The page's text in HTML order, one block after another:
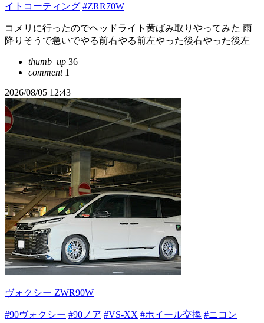
イトコーティング #ZRR70W
コメリに行ったのでヘッドライト黄ばみ取りやってみた 雨
降りそうで急いでやる前右やる前左やった後右やった後左
thumb_up 36
comment1
2026/08/05 12:43
ヴォクシー ZWR90W
#90ヴォクシー #90ノア #VS-XX #ホイール交換 #ニコン